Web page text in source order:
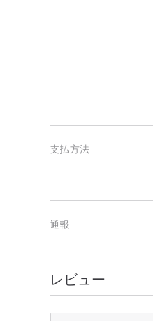
支払方法
通報
レビュー